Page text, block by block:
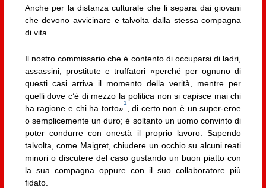
Anche per la distanza culturale che li separa dai giovani
che devono avvicinare e talvolta dalla stessa compagna
di vita.
Il nostro commissario che è contento di occuparsi di ladri,
assassini, prostitute e truffatori «perché per ognuno di
questi casi arriva il momento della verità, mentre per
quelli dove c’è di mezzo la politica non si capisce mai chi
ha ragione e chi ha torto»
1
, di certo non è un super-eroe
o semplicemente un duro; è soltanto un uomo convinto di
poter condurre con onestà il proprio lavoro. Sapendo
talvolta, come Maigret, chiudere un occhio su alcuni reati
minori o discutere del caso gustando un buon piatto con
la sua compagna oppure con il suo collaboratore più
fidato.